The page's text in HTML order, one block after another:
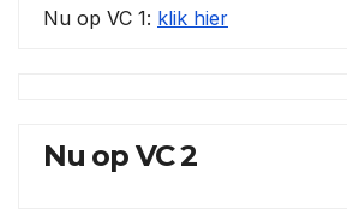
Nu op VC 1: klik hier
Nu op VC 2